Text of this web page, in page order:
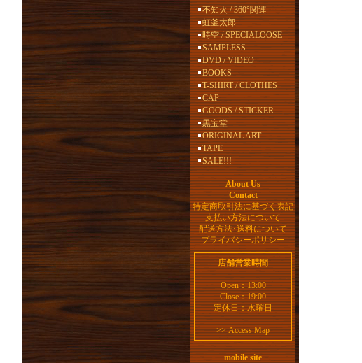
不知火 / 360°関連
虹釜太郎
時空 / SPECIALOOSE
SAMPLESS
DVD / VIDEO
BOOKS
T-SHIRT / CLOTHES
CAP
GOODS / STICKER
黒宝堂
ORIGINAL ART
TAPE
SALE!!!
About Us
Contact
特定商取引法に基づく表記
支払い方法について
配送方法･送料について
プライバシーポリシー
店舗営業時間
Open：13:00
Close：19:00
定休日：水曜日
>>Access Map
mobile site